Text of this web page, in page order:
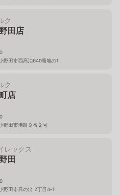
ク
田店
野田市西高泊640番地の1
ク
店
野田市港町９番２号
レックス
田
野田市日の出 2丁目4-1